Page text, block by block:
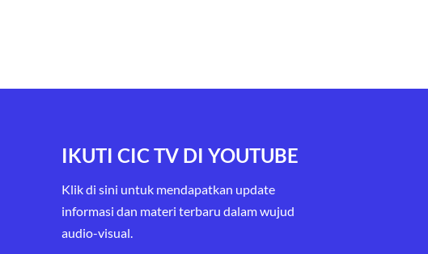
IKUTI CIC TV DI YOUTUBE
Klik di sini untuk mendapatkan update
informasi dan materi terbaru dalam wujud
audio-visual.